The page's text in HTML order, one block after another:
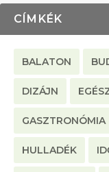
CÍMKÉK
BALATON
DIZÁJN
GASZTRONÓMIA
HULLADÉK